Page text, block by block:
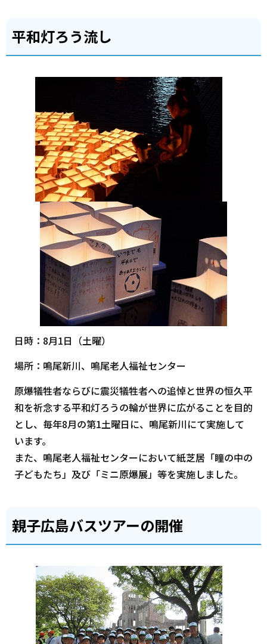
平和灯ろう流し
日時：8月1日（土曜）
場所：鳴尾新川、鳴尾老人福祉センター
原爆犠牲者ならびに震災犠牲者への追悼と世界の恒久平
和を祈念する平和灯ろうの輪が世界に広がることを目的
とし、毎年8月の第1土曜日に、鳴尾新川にて実施して
います。
また、鳴尾老人福祉センターにおいて紙芝居「瞳の中の
子どもたち」及び「ミニ原爆展」等を実施しました。
親子広島バスツアーの開催